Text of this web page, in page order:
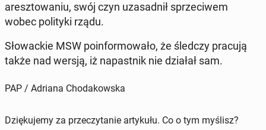
aresz­to­wa­niu, swój czyn uza­sad­nił sprze­ci­wem
wobec po­li­ty­ki rządu.
Sło­wac­kie MSW po­in­for­mo­wa­ło, że śledczy pracują
także nad wersją, iż na­past­nik nie działał sam.
PAP / Adriana Chodakowska
Dziękujemy za przeczytanie artykułu. Co o tym myślisz?